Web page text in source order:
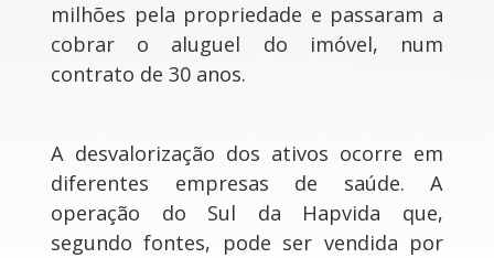
milhões pela propriedade e passaram a
cobrar o aluguel do imóvel, num
contrato de 30 anos.
A desvalorização dos ativos ocorre em
diferentes empresas de saúde. A
operação do Sul da Hapvida que,
segundo fontes, pode ser vendida por